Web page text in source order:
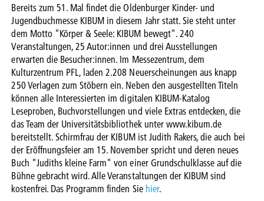
Bereits zum 51. Mal findet die Oldenburger Kinder- und
Jugendbuchmesse KIBUM in diesem Jahr statt. Sie steht unter
dem Motto "Körper & Seele: KIBUM bewegt". 240
Veranstaltungen, 25 Autor:innen und drei Ausstellungen
erwarten die Besucher:innen. Im Messezentrum, dem
Kulturzentrum PFL, laden 2.208 Neuerscheinungen aus knapp
250 Verlagen zum Stöbern ein. Neben den ausgestellten Titeln
können alle Interessierten im digitalen KIBUM-Katalog
Leseproben, Buchvorstellungen und viele Extras entdecken, die
das Team der Universitätsbibliothek unter www.kibum.de
bereitstellt. Schirmfrau der KIBUM ist Judith Rakers, die auch bei
der Eröffnungsfeier am 15. November spricht und deren neues
Buch "Judiths kleine Farm" von einer Grundschulklasse auf die
Bühne gebracht wird. Alle Veranstaltungen der KIBUM sind
kostenfrei. Das Programm finden Sie hier.